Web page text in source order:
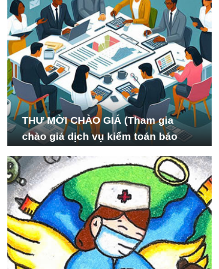
THƯ MỜI CHÀO GIÁ (Tham gia
chào giá dịch vụ kiểm toán báo
Nghiên cứu Phát triển Xã
hội_ISDS)